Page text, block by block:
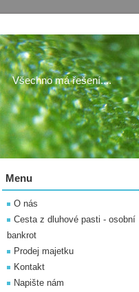
Všechno má řešení....
Menu
O nás
Cesta z dluhové pasti - osobní
bankrot
Prodej majetku
Kontakt
Napište nám